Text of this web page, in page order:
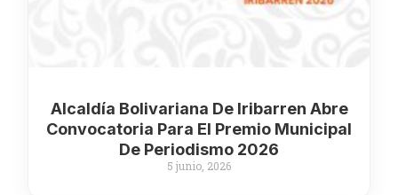
Alcaldía Bolivariana De Iribarren Abre
Convocatoria Para El Premio Municipal
De Periodismo 2026
5 junio, 2026